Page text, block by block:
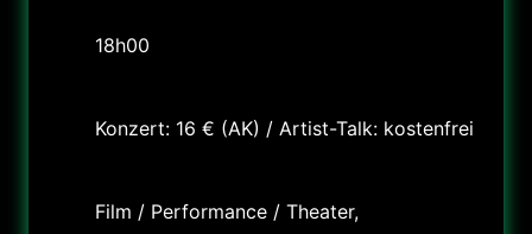
18h00
Konzert: 16 € (AK) / Artist-Talk: kostenfrei
Film / Performance / Theater,